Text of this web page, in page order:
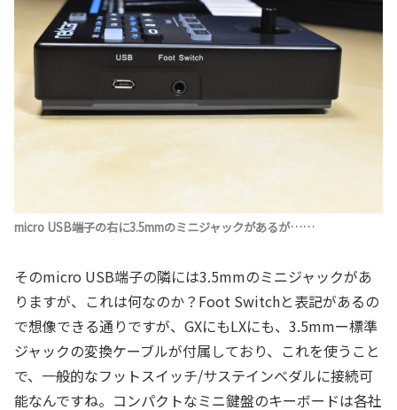
micro USB端子の右に3.5mmのミニジャックがあるが……
そのmicro USB端子の隣には3.5mmのミニジャックがあ
りますが、これは何なのか？Foot Switchと表記があるの
で想像できる通りですが、GXにもLXにも、3.5mmー標準
ジャックの変換ケーブルが付属しており、これを使うこと
で、一般的なフットスイッチ/サステインべダルに接続可
能なんですね。コンパクトなミニ鍵盤のキーボードは各社